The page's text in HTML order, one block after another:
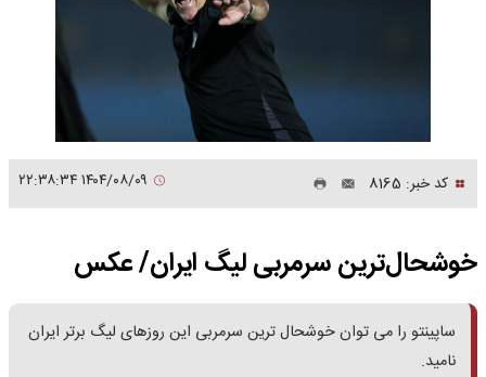
کد خبر: 8165
خوشحال‌ترین سرمربی لیگ ایران/ عکس
ساپینتو را می توان خوشحال ترین سرمربی این روزهای لیگ برتر ایران
نامید.